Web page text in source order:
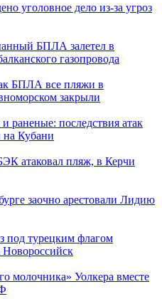
уголовное дело из-за угроз
БПЛА залетел в
газопровода
БПЛА все пляжи в
закрыли
раненые: последствия атак
на Кубани
атаковал пляж, в Керчи
заочно арестовали Лидию
под турецким флагом
молочника» Уолкера вместе